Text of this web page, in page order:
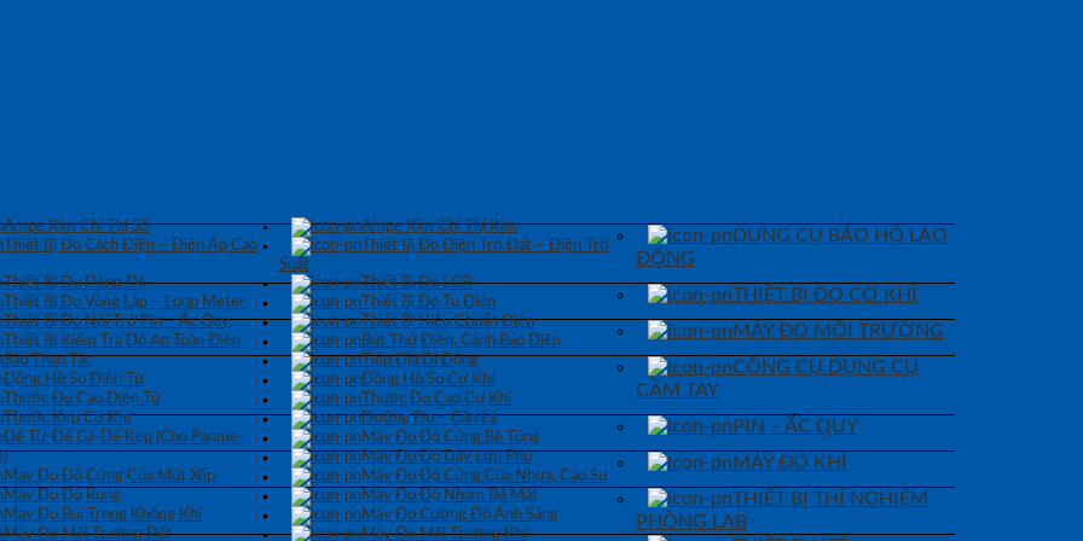
Ampe Kìm Chỉ Thị Số
Ampe Kìm Chỉ Thị Kim
Thiết Bị Đo Cách Điện – Điện Áp Cao
Thiết Bị Đo Điện Trở Đất – Điện Trở
Suất
Thiết Bị Đo Dòng Dò
Thiết Bị Đo LCR
Thiết Bị Đo Vòng Lặp – Loop Meter
Thiết Bị Đo Tụ Điện
Thiết Bị Đo Nội Trở Pin – Ắc Quy
Thiết Bị Hiệu Chuẩn Điện
Thiết Bị Kiểm Tra Độ An Toàn Điện
DỤNG CỤ BẢO HỘ LAO
ĐỘNG
Bút Thử Điện, Cảnh Báo Điện
Sào Thao Tác
Tiếp Địa Di Động
THIẾT BỊ ĐO CƠ KHÍ
Đồng Hồ So Điện Tử
Đồng Hồ So Cơ Khí
Thước Đo Cao Điện Tử
Thước Đo Cao Cơ Khí
Thước Kẹp Cơ Khí
Dưỡng Đo – Căn Lá
Đế Từ-Đế Gá-Đế Kẹp (Cho Panme-
Máy Đo Độ Cứng Bê Tông
Máy Đo Độ Dày Lớp Phủ
Máy Đo Độ Cứng Của Mút Xốp
Máy Đo Độ Cứng Của Nhựa, Cao Su
Máy Đo Độ Rung Máy Đo Độ Nhám Bề Mặt
MÁY ĐO MÔI TRƯỜNG
Máy Đo Bụi Trong Không Khí
Máy Đo Cường Độ Ánh Sáng
Máy Đo Môi Trường Đất
Máy Đo Môi Trường Khí
CÔNG CỤ DỤNG CỤ
CẦM TAY
PIN – ẮC QUY
MÁY ĐO KHÍ
THIẾT BỊ THÍ NGHIỆM
PHÒNG LAB